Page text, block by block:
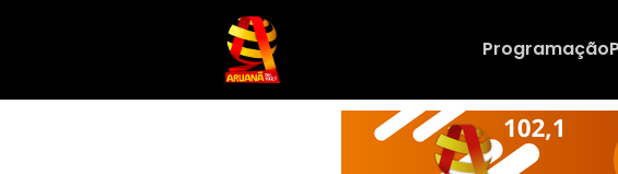
Programação